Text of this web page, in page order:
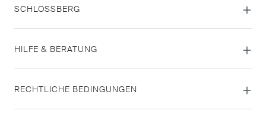
SCHLOSSBERG
HILFE & BERATUNG
RECHTLICHE BEDINGUNGEN